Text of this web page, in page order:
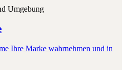
Umgebung
Ihre Marke wahrnehmen und in